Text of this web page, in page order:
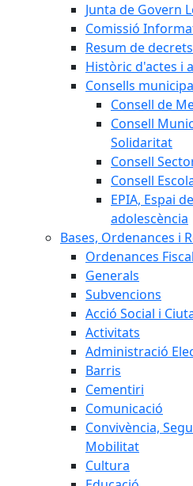
Junta de Govern
Comissió
Resum de
Històric d'actes i
Consells
Consell de
Consell
Solidaritat
Consell
Consell
EPIA, Espai
adolescència
Bases, Ordenances i
Ordenances
Generals
Subvencions
Acció Social i
Activitats
Administració
Barris
Cementiri
Comunicació
Convivència,
Mobilitat
Cultura